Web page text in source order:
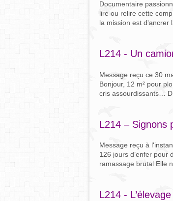
Documentaire
lire ou relire cette
la mission est d'ancrer
L214 - Un
Message reçu ce 30
Bonjour, 12 m² pour
cris assourdissants…
L214 – Signons
Message reçu à
126 jours d’enfer pour
ramassage brutal Elle
L214 -